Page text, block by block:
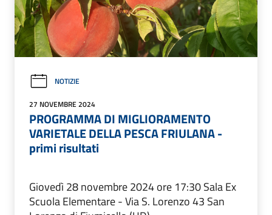
NOTIZIE
27 NOVEMBRE 2024
PROGRAMMA DI MIGLIORAMENTO
VARIETALE DELLA PESCA FRIULANA -
primi risultati
Giovedì 28 novembre 2024 ore 17:30 Sala Ex
Scuola Elementare - Via S. Lorenzo 43 San